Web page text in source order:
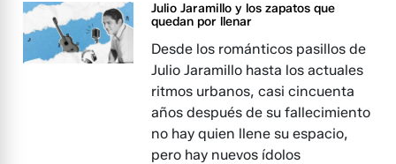
Julio Jaramillo y los zapatos que
quedan por llenar
Desde los románticos pasillos de
Julio Jaramillo hasta los actuales
ritmos urbanos, casi cincuenta
años después de su fallecimiento
no hay quien llene su espacio,
pero hay nuevos ídolos